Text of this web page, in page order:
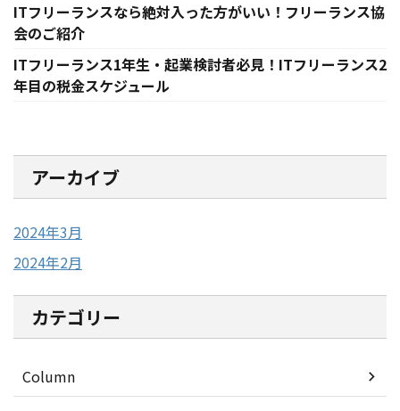
ITフリーランスなら絶対入った方がいい！フリーランス協
会のご紹介
ITフリーランス1年生・起業検討者必見！ITフリーランス2
年目の税金スケジュール
アーカイブ
2024年3月
2024年2月
カテゴリー
Column